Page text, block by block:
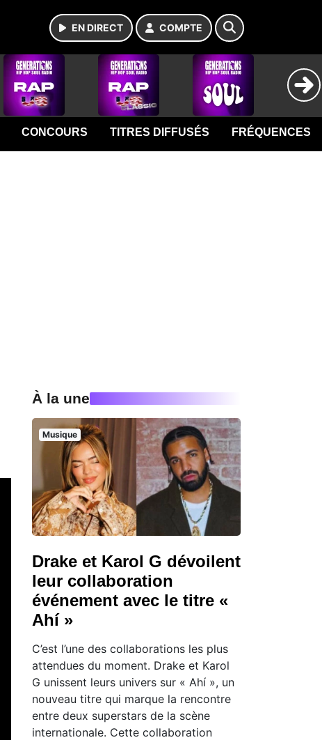
EN DIRECT COMPTE
CONCOURS TITRES DIFFUSÉS FRÉQUENCES
À la une
Musique
Drake et Karol G dévoilent
leur collaboration
événement avec le titre «
Ahí »
C’est l’une des collaborations les plus
attendues du moment. Drake et Karol
G unissent leurs univers sur « Ahí », un
nouveau titre qui marque la rencontre
entre deux superstars de la scène
internationale. Cette collaboration